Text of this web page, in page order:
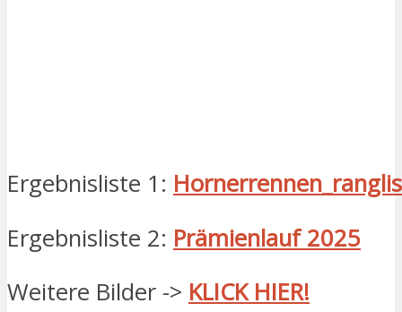
Ergebnisliste 1:
Ergebnisliste 2: Prämienlauf 2025
Weitere Bilder -> KLICK HIER!